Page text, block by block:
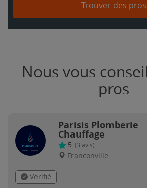
Trouver des pros
Nous vous
pros
Parisis Plomberie
Chauffage
5 (3 avis)
Franconville
Vérifié